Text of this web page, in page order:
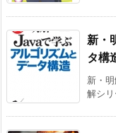
新・
タ構
新・
解シ